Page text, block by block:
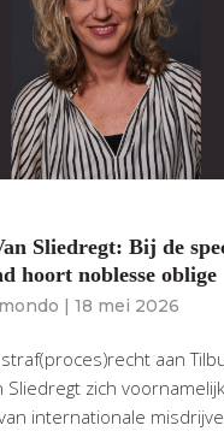
Sliedregt: Bij de
hoort noblesse oblige
18 mei 2026
aan
Sliedregt zich
internationale